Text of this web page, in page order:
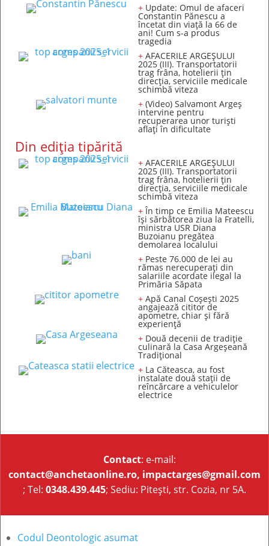
+ Update: Omul de afaceri
Constantin Pănescu a
încetat din viață la 66 de
ani! Cum s-a produs
tragedia
+ AFACERILE ARGEȘULUI
2025 (III). Transportatorii
trag frâna, hotelierii țin
direcția, serviciile medicale
schimbă viteza
+ (Video) Salvamont Argeș
intervine pentru
recuperarea unor turişti
aflaţi în dificultate
Din ediția tipărită
+ AFACERILE ARGEȘULUI
2025 (III). Transportatorii
trag frâna, hotelierii țin
direcția, serviciile medicale
schimbă viteza
+În timp ce Emilia Mateescu
își sărbătorea ziua la Fratelli,
ministra USR Diana
Buzoianu pregătea
demolarea localului
+ Peste 76.000 de lei au
rămas nerecuperați din
salariile acordate ilegal la
Primăria Săpata
+ Apă Canal Coșești 2025
angajează cititor de
apometre, chiar și fără
experiență
+ Două decenii de tradiție
culinară la Casa Argeșeană
Tradițional
+ La Căteasca, au fost
instalate două stații de
reîncărcare a vehiculelor
electrice
Contact: e-mail:
contact@anchetaonline.ro, impactarges@gmail.com
; Tel: 0348.439.445; Sediu: Pitești, str. Cozia, nr 5A.
Codul Deontologic asumat